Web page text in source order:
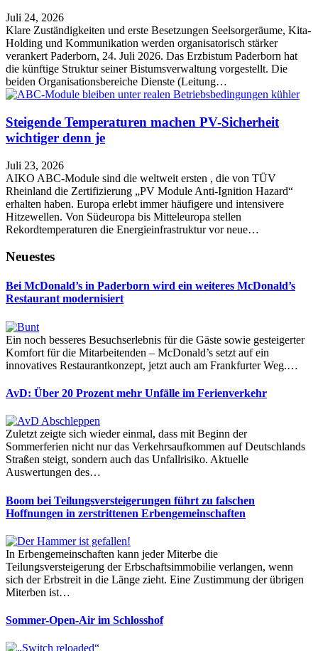
Juli 24, 2026
Klare Zuständigkeiten und erste Besetzungen Seelsorgeräume, Kita-
Holding und Kommunikation werden organisatorisch stärker
verankert Paderborn, 24. Juli 2026. Das Erzbistum Paderborn hat
die künftige Struktur seiner Bistumsverwaltung vorgestellt. Die
beiden Organisationsbereiche Dienste (Leitung…
Steigende Temperaturen machen PV-Sicherheit
wichtiger denn je
Juli 23, 2026
AIKO ABC-Module sind die weltweit ersten , die von TÜV
Rheinland die Zertifizierung „PV Module Anti-Ignition Hazard“
erhalten haben. Europa erlebt immer häufigere und intensivere
Hitzewellen. Von Südeuropa bis Mitteleuropa stellen
Rekordtemperaturen die Energieinfrastruktur vor neue…
Neuestes
Bei McDonald’s in Paderborn wird ein weiteres McDonald’s
Restaurant modernisiert
Ein noch besseres Besuchserlebnis für die Gäste sowie gesteigerter
Komfort für die Mitarbeitenden – McDonald’s setzt auf ein
innovatives Restaurantkonzept, jetzt auch am Frankfurter Weg.…
AvD: Über 20 Prozent mehr Unfälle im Ferienverkehr
Zuletzt zeigte sich wieder einmal, dass mit Beginn der
Sommerferien nicht nur das Verkehrsaufkommen auf Deutschlands
Straßen steigt, sondern auch das Unfallrisiko. Aktuelle
Auswertungen des…
Boom bei Teilungsversteigerungen führt zu falschen
Hoffnungen in zerstrittenen Erbengemeinschaften
In Erbengemeinschaften kann jeder Miterbe die
Teilungsversteigerung der Erbschaftsimmobilie verlangen, wenn
sich der Erbstreit in die Länge zieht. Eine Zustimmung der übrigen
Miterben ist…
Sommer-Open-Air im Schlosshof